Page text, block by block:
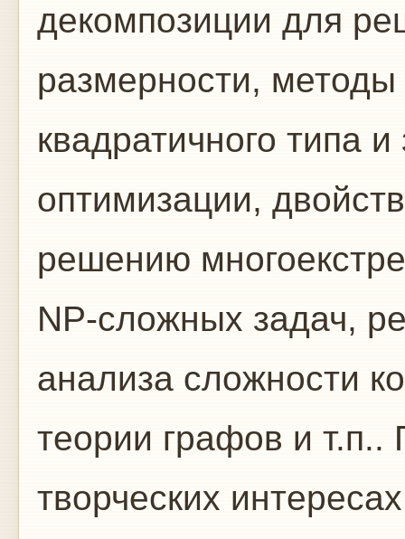
декомпозиции для
размерности,
квадратичного типа
оптимизации,
решению
NP-сложных задач,
анализа сложности
теории графов и т.п..
творческих